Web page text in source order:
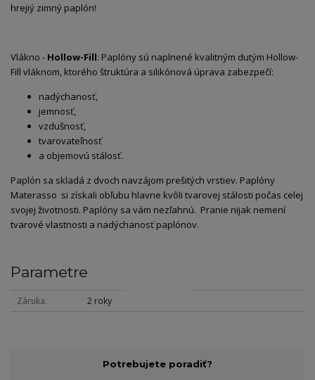
hrejiý zimný paplón!
Vlákno - Hollow-Fill: Paplóny sú naplnené kvalitným dutým Hollow-
Fill vláknom, ktorého štruktúra a silikónová úprava zabezpečí:
nadýchanosť,
jemnosť,
vzdušnosť,
tvarovateľnosť
a objemovú stálosť.
Paplón sa skladá z dvoch navzájom prešitých vrstiev. Paplóny
Materasso si získali obľubu hlavne kvôli tvarovej stálosti počas celej
svojej životnosti. Paplóny sa vám nezľahnú. Pranie nijak nemení
tvarové vlastnosti a nadýchanosť paplónov.
Parametre
Záruka 2 roky
Potrebujete poradiť?